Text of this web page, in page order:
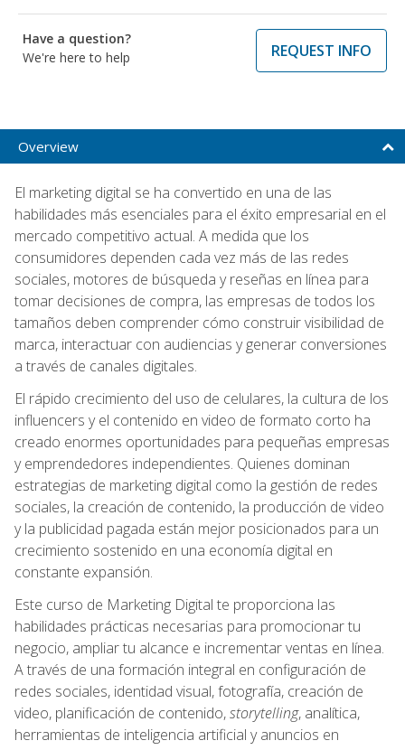
Have a question?
We're here to help
REQUEST INFO
Overview
El marketing digital se ha convertido en una de las
habilidades más esenciales para el éxito empresarial en el
mercado competitivo actual. A medida que los
consumidores dependen cada vez más de las redes
sociales, motores de búsqueda y reseñas en línea para
tomar decisiones de compra, las empresas de todos los
tamaños deben comprender cómo construir visibilidad de
marca, interactuar con audiencias y generar conversiones
a través de canales digitales.
El rápido crecimiento del uso de celulares, la cultura de los
influencers y el contenido en video de formato corto ha
creado enormes oportunidades para pequeñas empresas
y emprendedores independientes. Quienes dominan
estrategias de marketing digital como la gestión de redes
sociales, la creación de contenido, la producción de video
y la publicidad pagada están mejor posicionados para un
crecimiento sostenido en una economía digital en
constante expansión.
Este curso de Marketing Digital te proporciona las
habilidades prácticas necesarias para promocionar tu
negocio, ampliar tu alcance e incrementar ventas en línea.
A través de una formación integral en configuración de
redes sociales, identidad visual, fotografía, creación de
video, planificación de contenido,storytelling, analítica,
herramientas de inteligencia artificial y anuncios en